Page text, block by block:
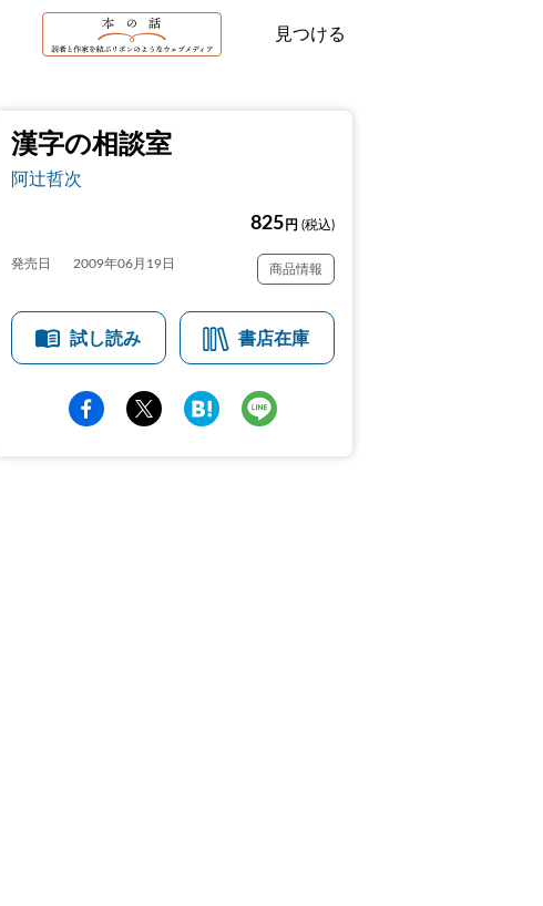
見つける
漢字の相談室
阿辻哲次
825 円 (税込)
発売日 2009年06月19日 商品情報
試し読み 書店在庫